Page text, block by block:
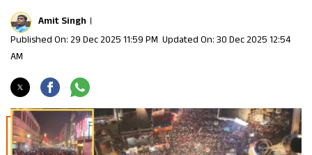
Amit Singh
Published On: 29 Dec 2025 11:59 PM Updated On: 30 Dec 2025 12:54
AM